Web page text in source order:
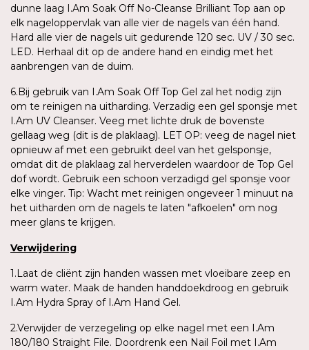
dunne laag I.Am Soak Off No-Cleanse Brilliant Top aan op
elk nageloppervlak van alle vier de nagels van één hand.
Hard alle vier de nagels uit gedurende 120 sec. UV / 30 sec.
LED. Herhaal dit op de andere hand en eindig met het
aanbrengen van de duim.
6.Bij gebruik van I.Am Soak Off Top Gel zal het nodig zijn
om te reinigen na uitharding. Verzadig een gel sponsje met
I.Am UV Cleanser. Veeg met lichte druk de bovenste
gellaag weg (dit is de plaklaag). LET OP: veeg de nagel niet
opnieuw af met een gebruikt deel van het gelsponsje,
omdat dit de plaklaag zal herverdelen waardoor de Top Gel
dof wordt. Gebruik een schoon verzadigd gel sponsje voor
elke vinger. Tip: Wacht met reinigen ongeveer 1 minuut na
het uitharden om de nagels te laten "afkoelen" om nog
meer glans te krijgen.
Verwijdering
1.Laat de cliënt zijn handen wassen met vloeibare zeep en
warm water. Maak de handen handdoekdroog en gebruik
I.Am Hydra Spray of I.Am Hand Gel.
2.Verwijder de verzegeling op elke nagel met een I.Am
180/180 Straight File. Doordrenk een Nail Foil met I.Am